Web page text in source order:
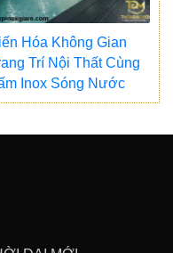
Hóa Không Gian
Trí Nội Thất Cùng
Inox Sóng Nước